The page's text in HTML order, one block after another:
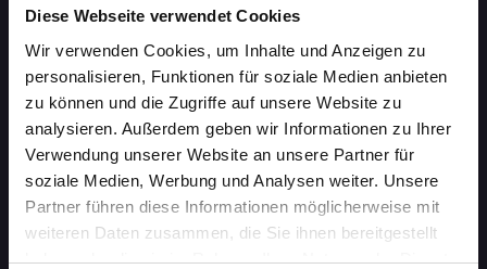
Diese Webseite verwendet Cookies
Wir verwenden Cookies, um Inhalte und Anzeigen zu
personalisieren, Funktionen für soziale Medien anbieten
zu können und die Zugriffe auf unsere Website zu
analysieren. Außerdem geben wir Informationen zu Ihrer
Verwendung unserer Website an unsere Partner für
soziale Medien, Werbung und Analysen weiter. Unsere
Partner führen diese Informationen möglicherweise mit
weiteren Daten zusammen, die Sie ihnen bereitgestellt
haben oder die sie im Rahmen Ihrer Nutzung der Dienste
AACHEN
AUGSBURG
BERLIN
BIELEFELD